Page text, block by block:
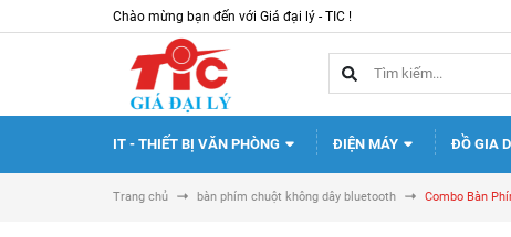
Chào mừng bạn đến với Giá đại lý - TIC !
IT - THIẾT BỊ VĂN PHÒNG ĐIỆN MÁY ĐỒ GIA
Trang chủ bàn phím chuột không dây bluetooth Combo Bàn